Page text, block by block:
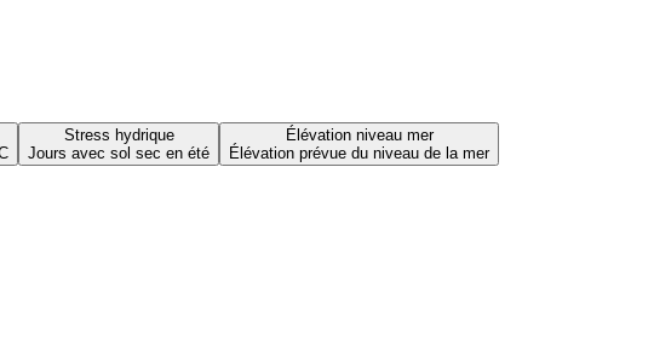
Stress hydrique
Jours avec sol sec en été
Élévation niveau mer
Élévation prévue du niveau de la mer